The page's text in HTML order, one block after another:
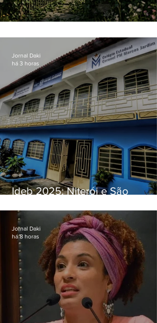
Ideb 2025: Niterói e São
distintos no ensino médio; veja
Jornal Daki
há 3 horas
Jornal Daki
há 8 horas